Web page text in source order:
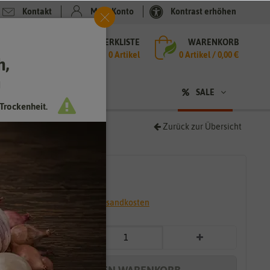
Kontakt Mein Konto Kontrast erhöhen
MERKLISTE
0 Artikel
WARENKORB
0Artikel /0,00 €
SALE
Zurück zur Übersicht
* inkl. 7% MwSt. zzgl. Versandkosten